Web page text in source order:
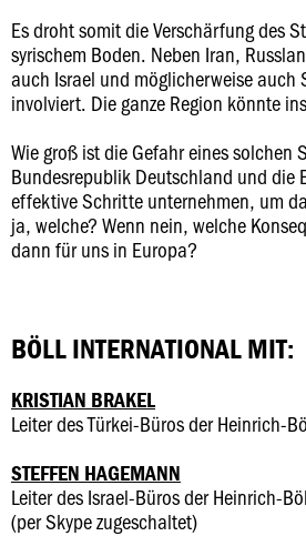
Es droht somit die Verschärfung des
syrischem Boden. Neben Iran,
auch Israel und möglicherweise auch
involviert. Die ganze Region könnte
Wie groß ist die Gefahr eines solchen
Bundesrepublik Deutschland und die
effektive Schritte unternehmen, um
ja, welche? Wenn nein, welche
dann für uns in Europa?
BÖLL INTERNATIONAL MIT:
KRISTIAN BRAKEL
Leiter des Türkei-Büros der Heinrich-
STEFFEN HAGEMANN
Leiter des Israel-Büros der Heinrich-
(per Skype zugeschaltet)